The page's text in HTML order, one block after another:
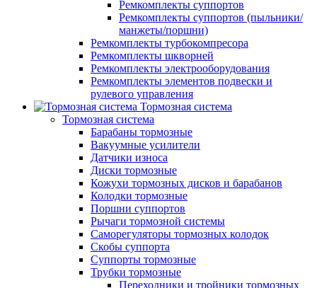
Ремкомплекты суппортов
Ремкомплекты суппортов (пыльники/
манжеты/поршни)
Ремкомплекты турбокомпресора
Ремкомплекты шкворней
Ремкомплекты электрооборудования
Ремкомплекты элементов подвески и
рулевого управления
Тормозная система
Тормозная система
Барабаны тормозные
Вакуумные усилители
Датчики износа
Диски тормозные
Кожухи тормозных дисков и барабанов
Колодки тормозные
Поршни суппортов
Рычаги тормозной системы
Саморегуляторы тормозных колодок
Скобы суппорта
Суппорты тормозные
Трубки тормозные
Переходники и тройники тормозных